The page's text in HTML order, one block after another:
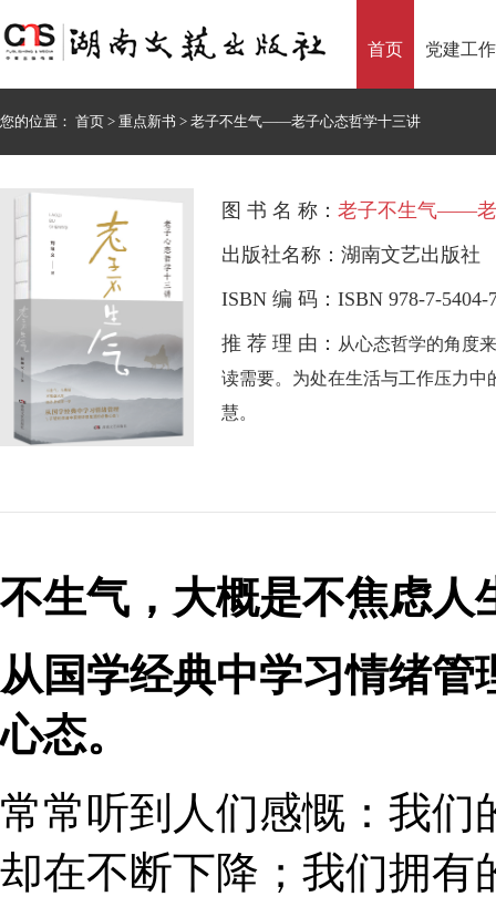
首页 党建工作
您的位置： 首页 > 重点新书 > 老子不生气——老子心态哲学十三讲
图 书 名 称： 老子不生气——老
出版社名称：湖南文艺出版社
ISBN 编 码：ISBN 978-7-5404-
推 荐 理 由： 从心态哲学的角度
读需要。为处在生活与工作压力
慧。
不生气，大概是不焦虑人
从国学经典中学习情绪
心态。
常常听到人们感慨：我们
却在不断下降；我们拥有